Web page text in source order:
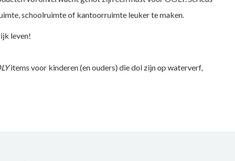
schoolruimte of kantoorruimte leuker te maken.
leven!
items voor kinderen (en ouders) die dol zijn op waterverf,